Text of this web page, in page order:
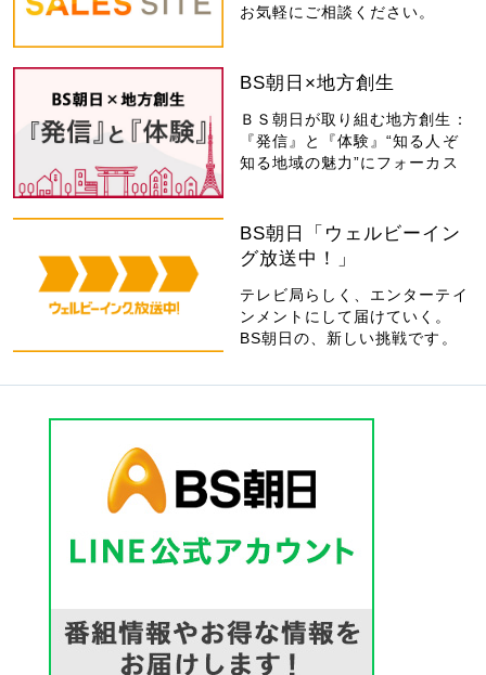
お気軽にご相談ください。
BS朝日×地方創生
ＢＳ朝日が取り組む地方創生：
『発信』と『体験』“知る人ぞ
知る地域の魅力”にフォーカス
BS朝日「ウェルビーイン
グ放送中！」
テレビ局らしく、エンターテイ
ンメントにして届けていく。
BS朝日の、新しい挑戦です。